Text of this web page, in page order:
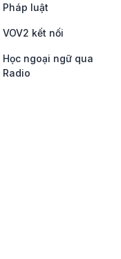
Pháp luật
VOV2 kết nối
Học ngoại ngữ qua
Radio